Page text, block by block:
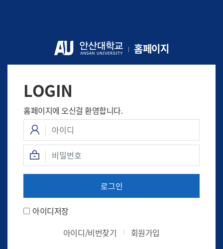
홈페이지
LOGIN
홈페이지에 오신걸 환영합니다.
아이디
비밀번호
아이디저장
아이디/비번찾기
회원가입